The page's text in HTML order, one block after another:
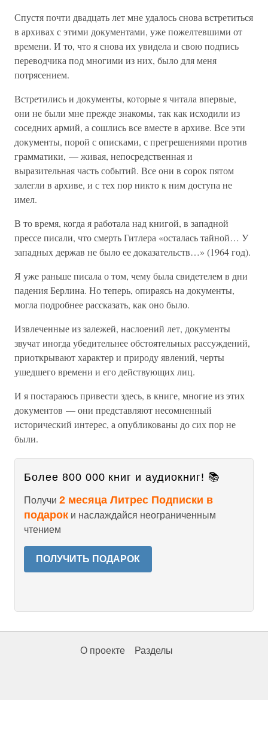
Спустя почти двадцать лет мне удалось снова встретиться
в архивах с этими документами, уже пожелтевшими от
времени. И то, что я снова их увидела и свою подпись
переводчика под многими из них, было для меня
потрясением.
Встретились и документы, которые я читала впервые,
они не были мне прежде знакомы, так как исходили из
соседних армий, а сошлись все вместе в архиве. Все эти
документы, порой с описками, с прегрешениями против
грамматики, — живая, непосредственная и
выразительная часть событий. Все они в сорок пятом
залегли в архиве, и с тех пор никто к ним доступа не
имел.
В то время, когда я работала над книгой, в западной
прессе писали, что смерть Гитлера «осталась тайной… У
западных держав не было ее доказательств…» (1964 год).
Я уже раньше писала о том, чему была свидетелем в дни
падения Берлина. Но теперь, опираясь на документы,
могла подробнее рассказать, как оно было.
Извлеченные из залежей, наслоений лет, документы
звучат иногда убедительнее обстоятельных рассуждений,
приоткрывают характер и природу явлений, черты
ушедшего времени и его действующих лиц.
И я постараюсь привести здесь, в книге, многие из этих
документов — они представляют несомненный
исторический интерес, а опубликованы до сих пор не
были.
Более 800 000 книг и аудиокниг! 📚
Получи 2 месяца Литрес Подписки в
подарок и наслаждайся неограниченным
чтением
ПОЛУЧИТЬ ПОДАРОК
О проекте Разделы